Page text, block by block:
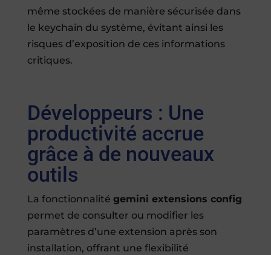
même stockées de manière sécurisée dans
le keychain du système, évitant ainsi les
risques d’exposition de ces informations
critiques.
Développeurs : Une
productivité accrue
grâce à de nouveaux
outils
La fonctionnalité gemini extensions config
permet de consulter ou modifier les
paramètres d’une extension après son
installation, offrant une flexibilité